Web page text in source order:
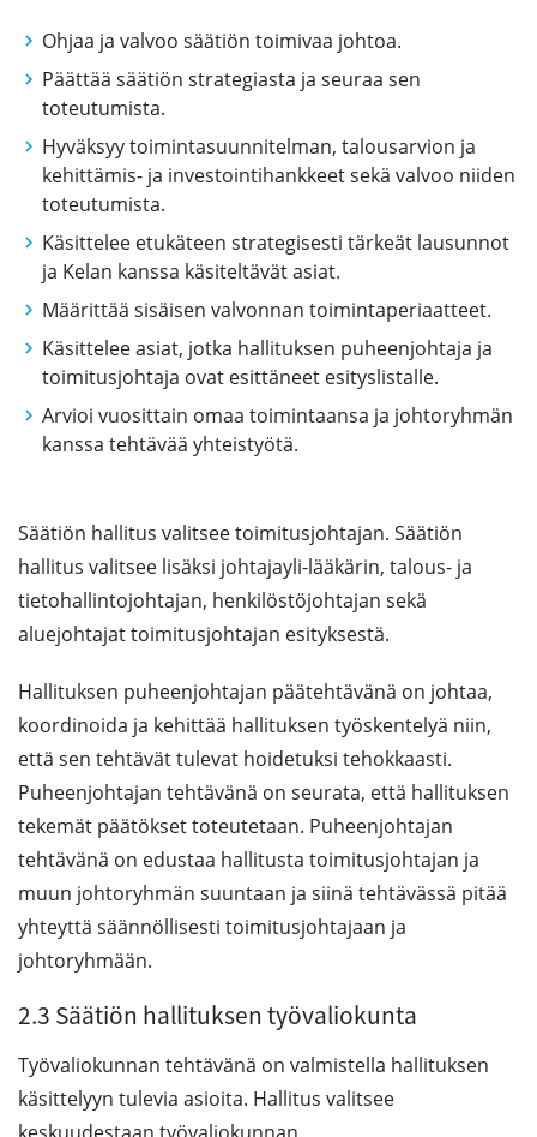
Ohjaa ja valvoo säätiön toimivaa johtoa.
Päättää säätiön strategiasta ja seuraa sen
toteutumista.
Hyväksyy toimintasuunnitelman, talousarvion ja
kehittämis- ja investointihankkeet sekä valvoo niiden
toteutumista.
Käsittelee etukäteen strategisesti tärkeät lausunnot
ja Kelan kanssa käsiteltävät asiat.
Määrittää sisäisen valvonnan toimintaperiaatteet.
Käsittelee asiat, jotka hallituksen puheenjohtaja ja
toimitusjohtaja ovat esittäneet esityslistalle.
Arvioi vuosittain omaa toimintaansa ja johtoryhmän
kanssa tehtävää yhteistyötä.
Säätiön hallitus valitsee toimitusjohtajan. Säätiön
hallitus valitsee lisäksi johtajayli-lääkärin, talous- ja
tietohallintojohtajan, henkilöstöjohtajan sekä
aluejohtajat toimitusjohtajan esityksestä.
Hallituksen puheenjohtajan päätehtävänä on johtaa,
koordinoida ja kehittää hallituksen työskentelyä niin,
että sen tehtävät tulevat hoidetuksi tehokkaasti.
Puheenjohtajan tehtävänä on seurata, että hallituksen
tekemät päätökset toteutetaan. Puheenjohtajan
tehtävänä on edustaa hallitusta toimitusjohtajan ja
muun johtoryhmän suuntaan ja siinä tehtävässä pitää
yhteyttä säännöllisesti toimitusjohtajaan ja
johtoryhmään.
2.3 Säätiön hallituksen työvaliokunta
Työvaliokunnan tehtävänä on valmistella hallituksen
käsittelyyn tulevia asioita. Hallitus valitsee